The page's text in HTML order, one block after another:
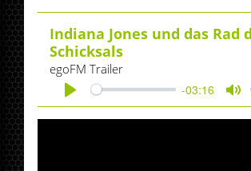
Indiana Jones und das Rad
Schicksals
egoFM Trailer
Play
-03:16